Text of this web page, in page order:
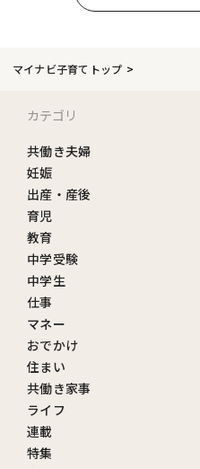
マイナビ子育てトップ
カテゴリ
共働き夫婦
妊娠
出産・産後
育児
教育
中学受験
中学生
仕事
マネー
おでかけ
住まい
共働き家事
ライフ
連載
特集